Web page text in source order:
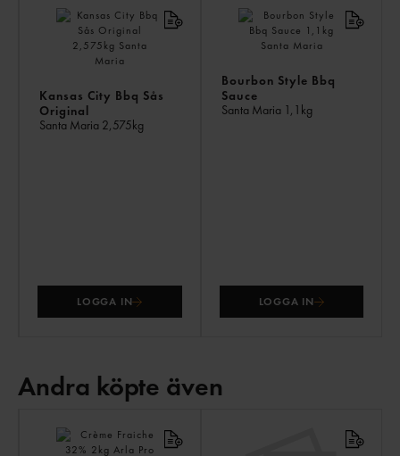
Kansas City Bbq Sås
Original
Santa Maria 2,575kg
LOGGA IN
Bourbon Style Bbq
Sauce
Santa Maria 1,1kg
LOGGA IN
Andra köpte även